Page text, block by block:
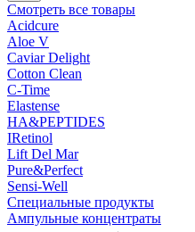
Смотреть все товары
Acidcure
Aloe V
Caviar Delight
Cotton Clean
C-Time
Elastense
HA&PEPTIDES
IRetinol
Lift Del Mar
Pure&Perfect
Sensi-Well
Специальные продукты
Ампульные концентраты